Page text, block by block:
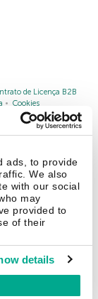
ads, to provide
We also
with our social
may
provided to
of their
details
de Licença B2B
Cookies
de recursos